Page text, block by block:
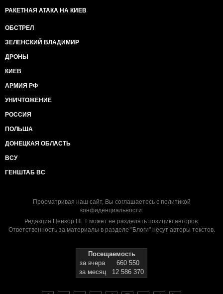
РАКЕТНАЯ АТАКА НА КИЕВ
ОБСТРЕЛ
ЗЕЛЕНСКИЙ ВЛАДИМИР
ДРОНЫ
КИЕВ
АРМИЯ РФ
УНИЧТОЖЕНИЕ
РОССИЯ
ПОЛЬША
ДОНЕЦКАЯ ОБЛАСТЬ
ВСУ
ГЕНШТАБ ВС
Просматривая наш сайт, Вы соглашаетесь с политикой
конфиденциальности.
Редакция Цензор.НЕТ может не разделять позицию авторов.
Ответственность за материалы в разделе "Блоги" несут авторы текстов.
Посещаемость
за вчера
660 550
за месяц
12 586 370